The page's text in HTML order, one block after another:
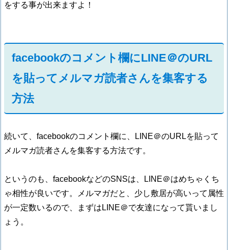
をする事が出来ますよ！
facebookのコメント欄にLINE＠のURL
を貼ってメルマガ読者さんを集客する
方法
続いて、facebookのコメント欄に、LINE＠のURLを貼って
メルマガ読者さんを集客する方法です。
というのも、facebookなどのSNSは、LINE＠はめちゃくち
ゃ相性が良いです。メルマガだと、少し敷居が高いって属性
が一定数いるので、まずはLINE＠で友達になって貰いまし
ょう。